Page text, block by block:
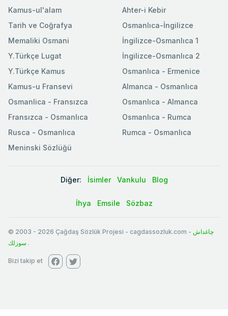
Kamus-ul'alam
Tarih ve Coğrafya
Memaliki Osmani
Y.Türkçe Lugat
Y.Türkçe Kamus
Ahter-i Kebir
Osmanlıca-İngilizce
İngilizce-Osmanlıca 1
İngilizce-Osmanlıca 2
Osmanlıca - Ermenice
Kamus-u Fransevi
Osmanlica - Fransızca
Fransızca - Osmanlıca
Rusca - Osmanlıca
Meninski Sözlüğü
Almanca - Osmanlıca
Osmanlıca - Almanca
Osmanlıca - Rumca
Rumca - Osmanlıca
Diğer: İsimler Vankulu Blog
İhya Emsile Sözbaz
© 2003 - 2026 Çağdaş Sözlük Projesi - cagdassozluk.com - چاغداش
سوزلك .
Bizi takip et